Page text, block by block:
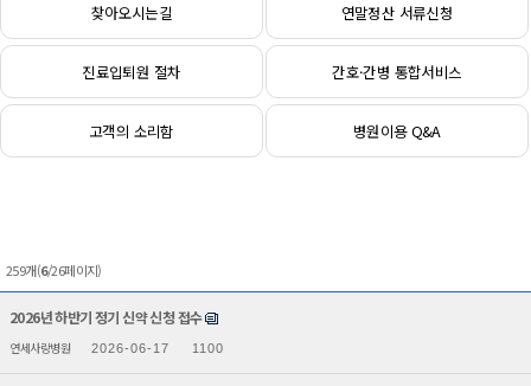
찾아오시는길 연말정산 서류신청
진료입퇴원 절차 간호·간병 통합서비스
고객의 소리함 병원이용 Q&A
259개(6/26페이지)
2026년 하반기 정기 신약 신청 접수
연세사랑병원 2026-06-17 1100